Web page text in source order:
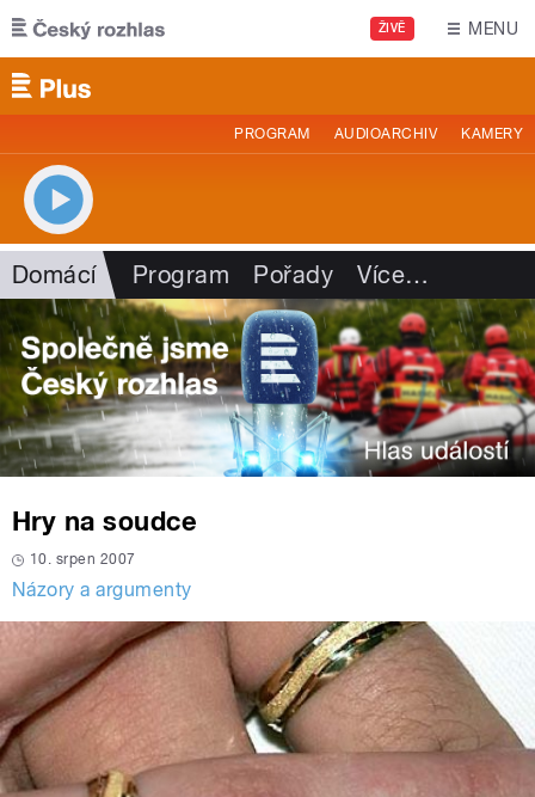
Přejít k hlavnímu obsahu
ŽIVĚ MENU
PROGRAM AUDIOARCHIV KAMERY
Domácí Program Pořady Více…
Hry na soudce
10. srpen 2007
Názory a argumenty